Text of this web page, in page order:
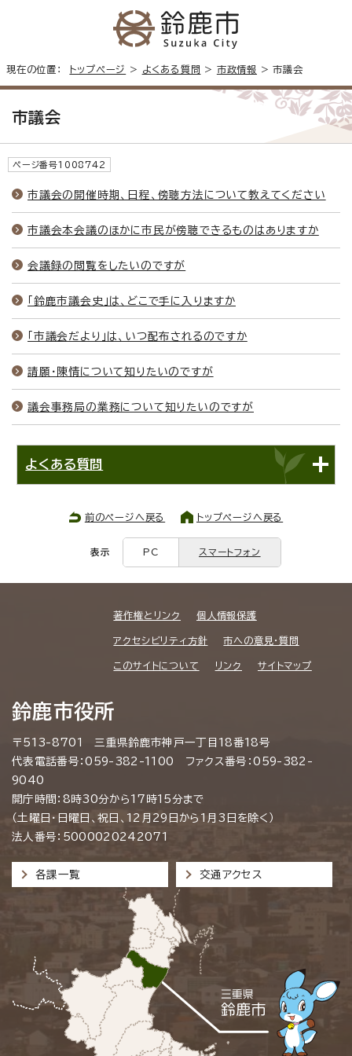
現在の位置： トップページ > よくある質問 > 市政情報 > 市議会
市議会
ページ番号1008742
市議会の開催時期、日程、傍聴方法について教えてください
市議会本会議のほかに市民が傍聴できるものはありますか
会議録の閲覧をしたいのですが
「鈴鹿市議会史」は、どこで手に入りますか
「市議会だより」は、いつ配布されるのですか
請願・陳情について知りたいのですが
議会事務局の業務について知りたいのですが
よくある質問
前のページへ戻る トップページへ戻る
表示 PC スマートフォン
著作権とリンク 個人情報保護
アクセシビリティ方針 市への意見・質問
このサイトについて リンク サイトマップ
鈴鹿市役所
〒513-8701 三重県鈴鹿市神戸一丁目18番18号
代表電話番号：059-382-1100 ファクス番号：059-382-
9040
開庁時間：8時30分から17時15分まで
（土曜日・日曜日、祝日、12月29日から1月3日を除く）
法人番号：5000020242071
各課一覧 交通アクセス